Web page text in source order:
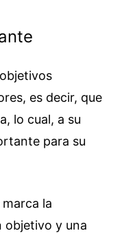
es decir, que
lo cual, a su
para su
la
objetivo y una